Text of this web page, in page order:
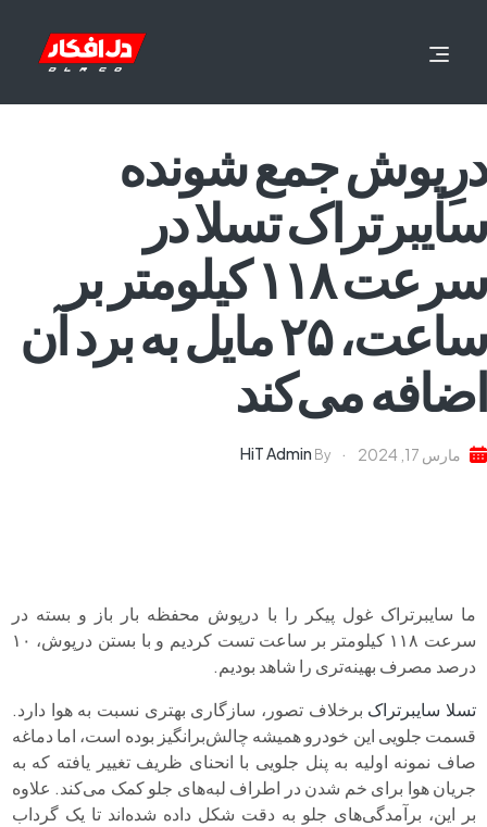
درِپوش جمع شونده
سایبرتراک تسلا در
سرعت ۱۱۸ کیلومتر بر
ساعت، ۲۵ مایل به برد آن
اضافه می‌کند
مارس 17, 2024 By
HiT Admin
ما سایبرتراک غول پیکر را با درپوش محفظه بار باز و بسته در
سرعت ۱۱۸ کیلومتر بر ساعت تست کردیم و با بستن درپوش، ۱۰
درصد مصرف بهینه‌تری را شاهد بودیم.
تسلا سایبرتراک برخلاف تصور، سازگاری بهتری نسبت به هوا دارد.
قسمت جلویی این خودرو همیشه چالش‌برانگیز بوده است، اما دماغه
صاف نمونه اولیه به پنل جلویی با انحنای ظریف تغییر یافته که به
جریان هوا برای خم شدن در اطراف لبه‌های جلو کمک می‌کند. علاوه
بر این، برآمدگی‌های جلو به دقت شکل داده شده‌اند تا یک گرداب